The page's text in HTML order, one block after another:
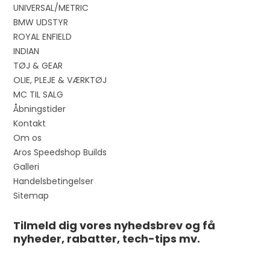
UNIVERSAL/METRIC
BMW UDSTYR
ROYAL ENFIELD
INDIAN
TØJ & GEAR
OLIE, PLEJE & VÆRKTØJ
MC TIL SALG
Åbningstider
Kontakt
Om os
Aros Speedshop Builds
Galleri
Handelsbetingelser
Sitemap
Tilmeld dig vores nyhedsbrev og få
nyheder, rabatter, tech-tips mv.